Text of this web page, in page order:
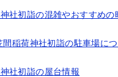
社初詣の混雑やおすすめの
間稲荷神社初詣の駐車場に
社初詣の屋台情報